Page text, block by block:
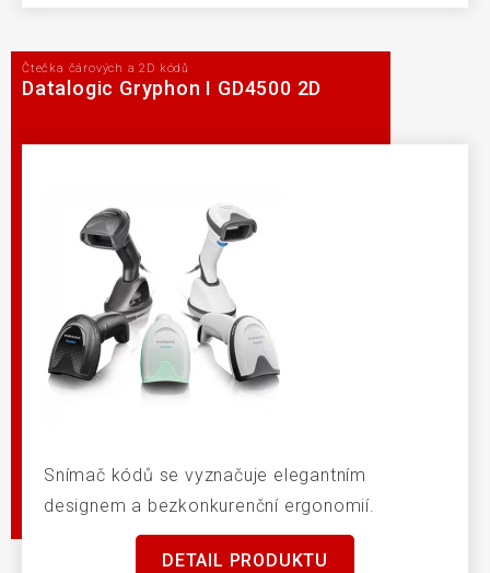
Čtečka čárových a 2D kódů
Datalogic Gryphon I GD4500 2D
Snímač kódů se vyznačuje elegantním
designem a bezkonkurenční ergonomií.
DETAIL PRODUKTU